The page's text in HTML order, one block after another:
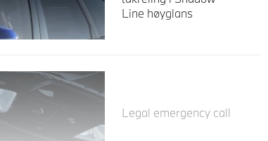
Line høyglans
Legal emergency call